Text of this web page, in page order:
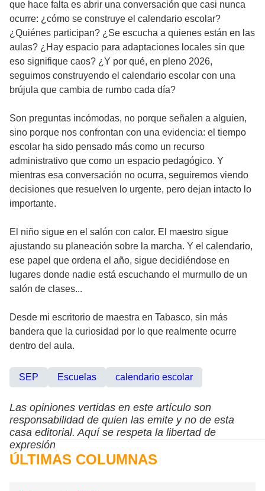
que hace falta es abrir una conversación que casi nunca
ocurre: ¿cómo se construye el calendario escolar?
¿Quiénes participan? ¿Se escucha a quienes están en las
aulas? ¿Hay espacio para adaptaciones locales sin que
eso signifique caos? ¿Y por qué, en pleno 2026,
seguimos construyendo el calendario escolar con una
brújula que cambia de rumbo cada día?
Son preguntas incómodas, no porque señalen a alguien,
sino porque nos confrontan con una evidencia: el tiempo
escolar ha sido pensado más como un recurso
administrativo que como un espacio pedagógico. Y
mientras esa conversación no ocurra, seguiremos viendo
decisiones que resuelven lo urgente, pero dejan intacto lo
importante.
El niño sigue en el salón con calor. El maestro sigue
ajustando su planeación sobre la marcha. Y el calendario,
ese papel que ordena el año, sigue decidiéndose en
lugares donde nadie está escuchando el murmullo de un
salón de clases...
Desde mi escritorio de maestra en Tabasco, sin más
bandera que la curiosidad por lo que realmente ocurre
dentro del aula.
SEP Escuelas calendario escolar
Las opiniones vertidas en este artículo son
responsabilidad de quien las emite y no de esta
casa editorial. Aquí se respeta la libertad de
expresión
ÚLTIMAS COLUMNAS